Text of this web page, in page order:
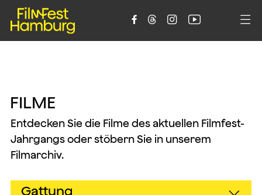
    
FILME
Entdecken Sie die Filme des aktuellen Filmfest-
Jahrgangs oder stöbern Sie in unserem
Filmarchiv.